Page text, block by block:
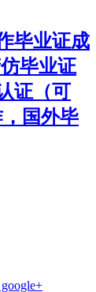
毕业证成
毕业证
证（可
国外毕